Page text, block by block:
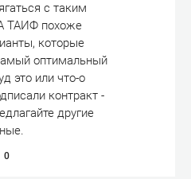
с таким
ТАИФ похоже
которые
оптимальный
это или что-о
контракт -
другие
0